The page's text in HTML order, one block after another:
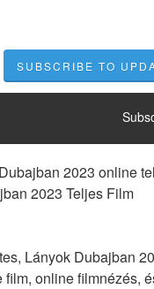
SUBSCRIBE TO
2023 online
2023 Teljes Film
Lányok Dubajban
online filmnézés,